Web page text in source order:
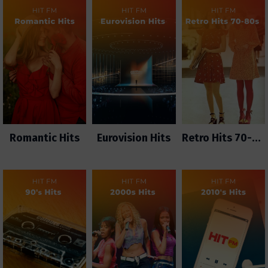
Romantic Hits Eurovision Hits Retro Hits 70-80's